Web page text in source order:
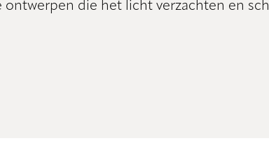
ontwerpen die het licht verzachten en